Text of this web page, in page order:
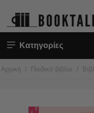
Κατηγορίες
Αρχική / Παιδικά βιβλία /